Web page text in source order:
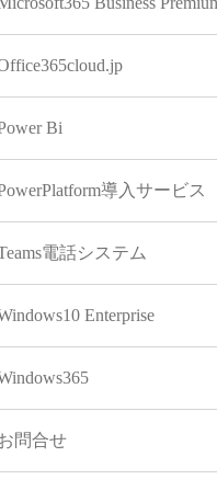
Bi
導入サービス
電話システム
Enterprise
問合せ